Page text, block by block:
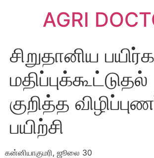
AGRI
சிறுதானிய
மதிப்புக்கூட்டுதல்
குறித்த
பயிற்சி
கன்னியாகுமரி, ஜூலை 30